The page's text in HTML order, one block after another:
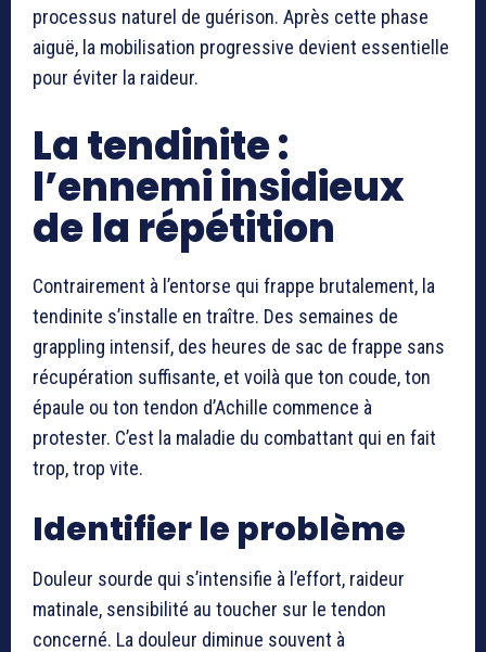
processus naturel de guérison. Après cette phase
aiguë, la mobilisation progressive devient essentielle
pour éviter la raideur.
La tendinite :
l’ennemi insidieux
de la répétition
Contrairement à l’entorse qui frappe brutalement, la
tendinite s’installe en traître. Des semaines de
grappling intensif, des heures de sac de frappe sans
récupération suffisante, et voilà que ton coude, ton
épaule ou ton tendon d’Achille commence à
protester. C’est la maladie du combattant qui en fait
trop, trop vite.
Identifier le problème
Douleur sourde qui s’intensifie à l’effort, raideur
matinale, sensibilité au toucher sur le tendon
concerné. La douleur diminue souvent à